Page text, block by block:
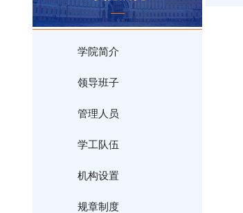
学院简介
领导班子
管理人员
学工队伍
机构设置
规章制度